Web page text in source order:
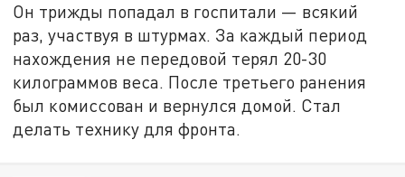
Он трижды попадал в госпитали — всякий
раз, участвуя в штурмах. За каждый период
нахождения не передовой терял 20-30
килограммов веса. После третьего ранения
был комиссован и вернулся домой. Стал
делать технику для фронта.